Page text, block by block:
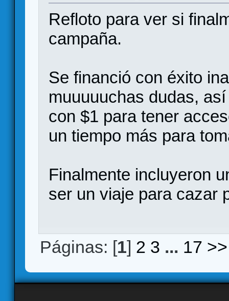
Refloto para ver si
campaña.
Se financió con éxito
muuuuuchas dudas,
con $1 para tener
un tiempo más para
Finalmente incluyeron
ser un viaje para cazar
Páginas: [1] 2 3 ... 17 >>